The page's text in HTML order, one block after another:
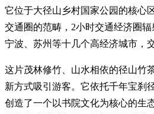
它位于大径山乡村国家公园的核心
交通圈的范畴，2小时交通经济圈辐
宁波、苏州等十几个高经济城市，
这片茂林修竹、山水相依的径山竹
新方式吸引游客。它依托千年宝刹
创造了一个以书院文化为核心的生